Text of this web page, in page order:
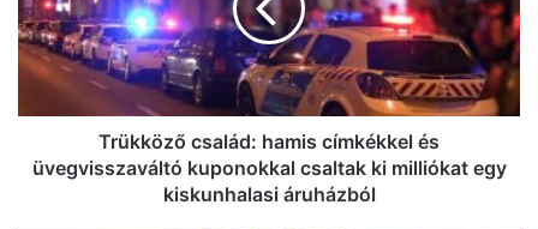
és
üvegvisszaváltó
kuponokkal
csaltak
ki
egy
Trükköző család: hamis címkékkel és
üvegvisszaváltó kuponokkal csaltak ki milliókat egy
kiskunhalasi áruházból